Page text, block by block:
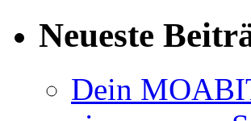
Neueste
Dein